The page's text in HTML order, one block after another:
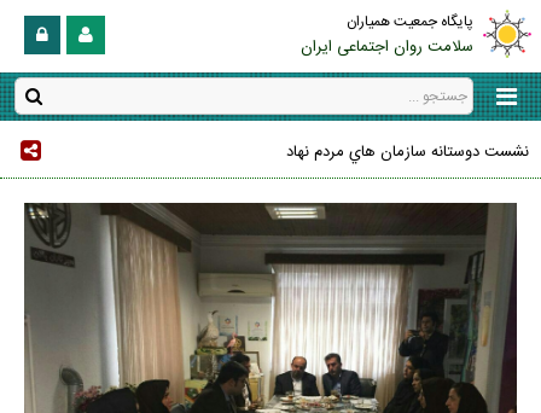
پایگاه جمعیت همیاران
سلامت روان اجتماعی ایران
نشست دوستانه سازمان هاي مردم نهاد